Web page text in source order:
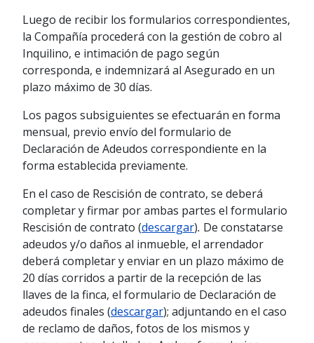
Luego de recibir los formularios correspondientes,
la Compañía procederá con la gestión de cobro al
Inquilino, e intimación de pago según
corresponda, e indemnizará al Asegurado en un
plazo máximo de 30 días.
Los pagos subsiguientes se efectuarán en forma
mensual, previo envío del formulario de
Declaración de Adeudos correspondiente en la
forma establecida previamente.
En el caso de Rescisión de contrato, se deberá
completar y firmar por ambas partes el formulario
Rescisión de contrato (descargar). De constatarse
adeudos y/o daños al inmueble, el arrendador
deberá completar y enviar en un plazo máximo de
20 días corridos a partir de la recepción de las
llaves de la finca, el formulario de Declaración de
adeudos finales (descargar); adjuntando en el caso
de reclamo de daños, fotos de los mismos y